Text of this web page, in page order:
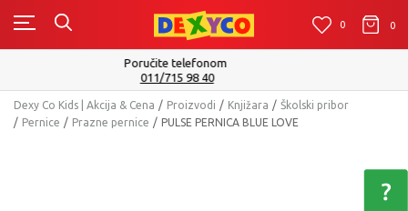
0 0 0
Isporuku možete očekivati u roku od 2 do 4 radna dana!
Pogledaj više
Dexy Co Kids | Akcija & Cena Proizvodi Knjižara
Školski pribor
Pernice
Prazne pernice PULSE PERNICA BLUE LOVE